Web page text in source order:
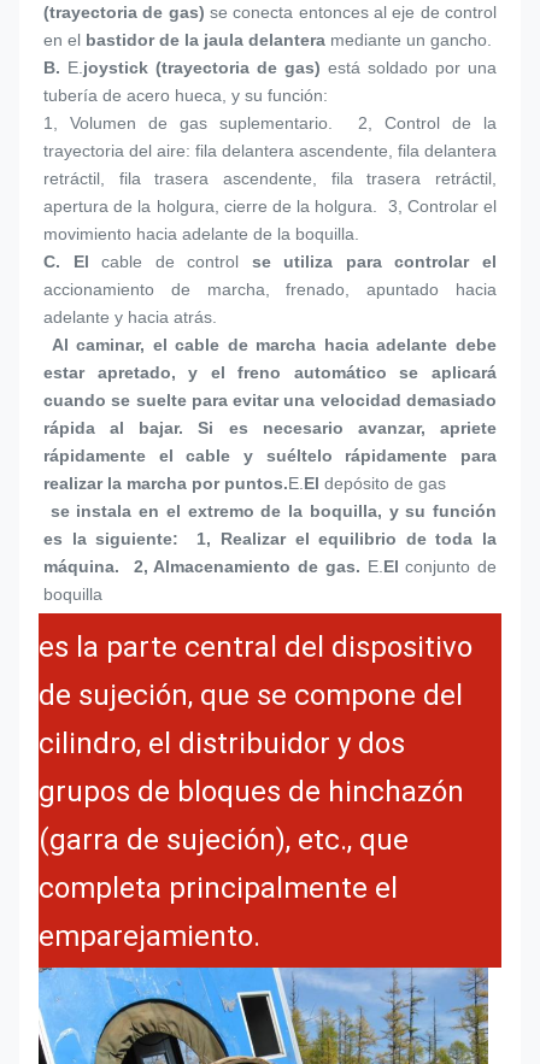
(trayectoria de gas) se conecta entonces al eje de control
en el bastidor de la jaula delantera mediante un gancho.
B. E. joystick (trayectoria de gas) está soldado por una
tubería de acero hueca, y su función:
1, Volumen de gas suplementario.  2, Control de la
trayectoria del aire: fila delantera ascendente, fila delantera
retráctil, fila trasera ascendente, fila trasera retráctil,
apertura de la holgura, cierre de la holgura.  3, Controlar el
movimiento hacia adelante de la boquilla.
C. El cable de control
accionamiento de marcha, frenado, apuntado hacia
adelante y hacia atrás.
estar apretado, y el freno automático se aplicará
cuando se suelte para evitar una velocidad demasiado
rápida al bajar. Si es necesario avanzar, apriete
rápidamente el cable y suéltelo rápidamente para
realizar la marcha por puntos.E. El depósito de gas
es la siguiente:  1, Realizar el equilibrio de toda la
máquina.  2, Almacenamiento de gas. E. El conjunto de
boquilla
es la parte central del dispositivo
de sujeción, que se compone del
cilindro, el distribuidor y dos
grupos de bloques de hinchazón
(garra de sujeción), etc., que
completa principalmente el
emparejamiento.